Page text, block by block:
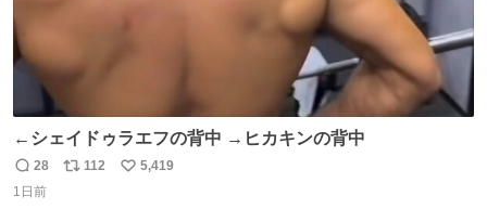
←シェイドゥラエフの背中 →ヒカキンの背中
返
信
28
リ
112
い
5,419
1日前